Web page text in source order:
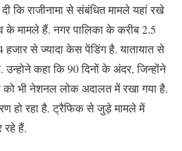
दी कि राजीनामा से संबंधित मामले यहां रखे
मामले हैं. नगर पालिका के करीब 2.5
से ज्यादा केस पेंडिंग है. यातायात से
कहा कि 90 दिनों के अंदर, जिन्होंने
को भी नेशनल लोक अदालत में रखा गया है.
हो रहा है. ट्रैफिक से जुड़े मामले में
रहे हैं.